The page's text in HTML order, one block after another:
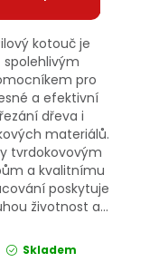
kotouč je
spolehlivým
pro
a efektivní
řezání dřeva i
materiálů.
tvrdokovovým
a kvalitnímu
poskytuje
životnost a...
Skladem